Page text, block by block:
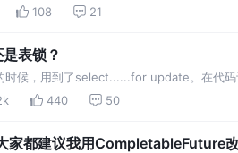
108 21
表锁？
时候，用到了select......for update。在代
440 50
都建议我用CompletableFuture改